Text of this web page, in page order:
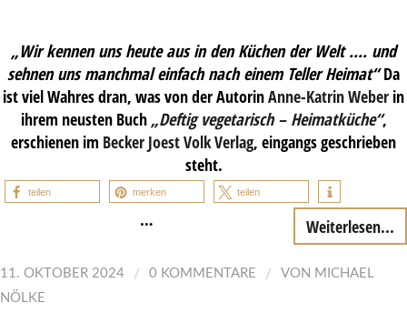
„Wir kennen uns heute aus in den Küchen der Welt …. und
sehnen uns manchmal einfach nach einem Teller Heimat“Da
ist viel Wahres dran, was von der AutorinAnne-Katrin Weber in
ihrem neusten Buch „Deftig vegetarisch – Heimatküche“,
erschienen im Becker Joest Volk Verlag, eingangs geschrieben
steht.
teilen merken teilen
… Weiterlesen...
11. OKTOBER 2024 / 0 KOMMENTARE / VON MICHAEL
NÖLKE